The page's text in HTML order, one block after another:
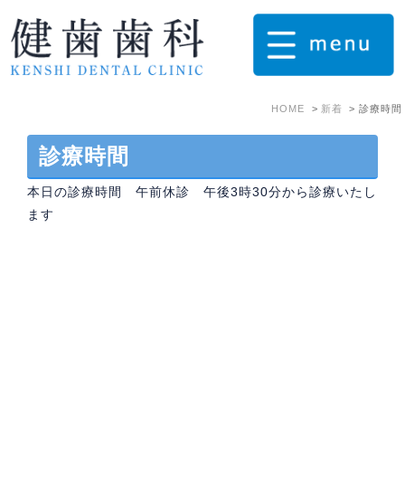
HOME 新着 診療時間
診療時間
本日の診療時間 午前休診 午後3時30分から診療いたし
ます